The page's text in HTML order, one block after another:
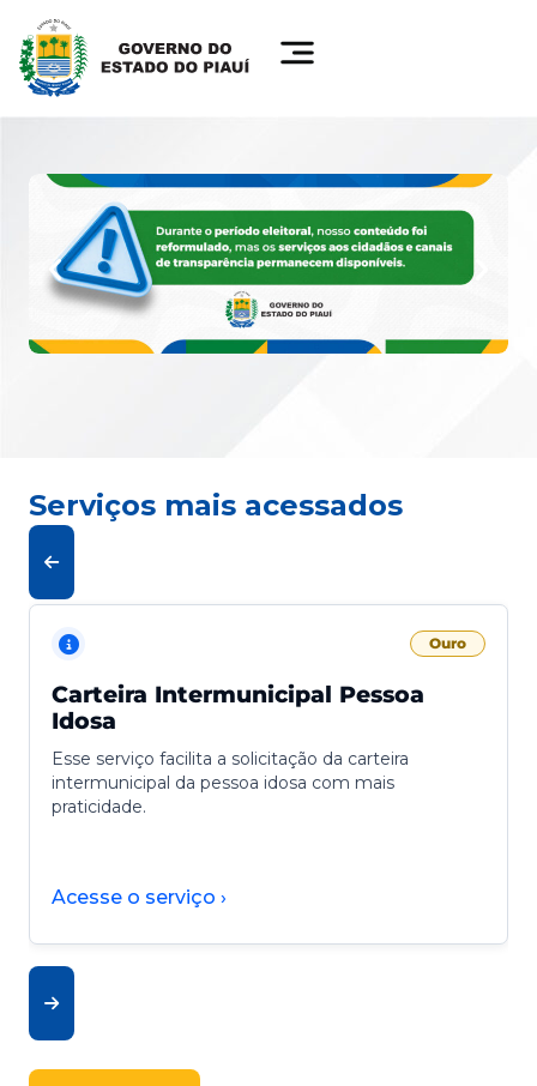
Serviços mais acessados
Ouro
Carteira Intermunicipal Pessoa
Idosa
Esse serviço facilita a solicitação da carteira
intermunicipal da pessoa idosa com mais
praticidade.
Acesse o serviço ›